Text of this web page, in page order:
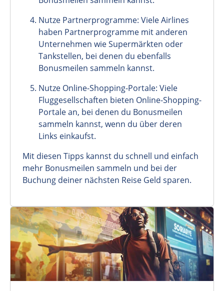
Nutze Partnerprogramme: Viele Airlines
haben Partnerprogramme mit anderen
Unternehmen wie Supermärkten oder
Tankstellen, bei denen du ebenfalls
Bonusmeilen sammeln kannst.
Nutze Online-Shopping-Portale: Viele
Fluggesellschaften bieten Online-Shopping-
Portale an, bei denen du Bonusmeilen
sammeln kannst, wenn du über deren
Links einkaufst.
Mit diesen Tipps kannst du schnell und einfach
mehr Bonusmeilen sammeln und bei der
Buchung deiner nächsten Reise Geld sparen.